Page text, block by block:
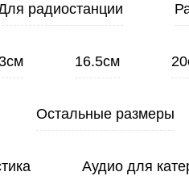
радиостанции
16.5см
Остальные размеры
Аудио для